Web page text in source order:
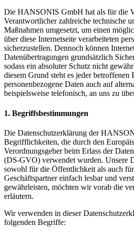
Die HANSONIS GmbH hat als für die
Verantwortlicher zahlreiche technische
Maßnahmen umgesetzt, um einen
über diese Internetseite verarbeiteten
sicherzustellen. Dennoch können
Datenübertragungen grundsätzlich
sodass ein absoluter Schutz nicht
diesem Grund steht es jeder betroffenen
personenbezogene Daten auch auf
beispielsweise telefonisch, an uns zu
1. Begriffsbestimmungen
Die Datenschutzerklärung der
Begrifflichkeiten, die durch den
Verordnungsgeber beim Erlass der
(DS-GVO) verwendet wurden. Unsere
sowohl für die Öffentlichkeit als auch
Geschäftspartner einfach lesbar und
gewährleisten, möchten wir vorab die
erläutern.
Wir verwenden in dieser
folgenden Begriffe: